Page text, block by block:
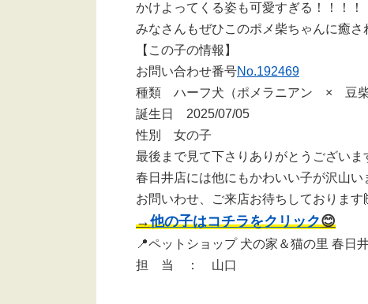
かけよってくる姿も可愛すぎる！！！！
みなさんもぜひこのポメ柴ちゃんに癒さ
【この子の情報】
お問い合わせ番号No.192469
種類 ハーフ犬（ポメラニアン × 豆柴
誕生日 2025/07/05
性別 女の子
最後まで見て下さりありがとうございま
春日井店には他にもかわいい子が沢山い
お問いわせ、ご来店お待ちしております
→他の子はコチラをクリック😊
📍ペットショップ 犬の家＆猫の里 春日
担 当 ： 山口